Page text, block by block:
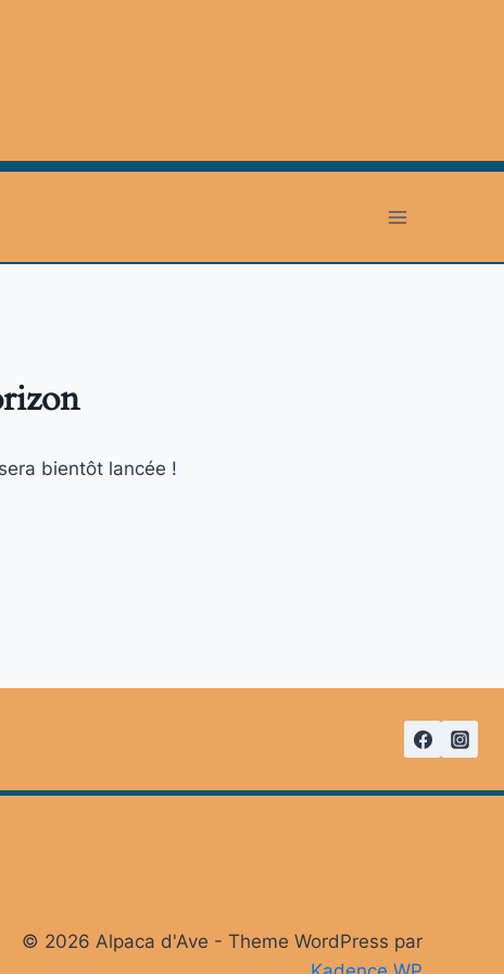
bientôt lancée !
© 2026 Alpaca d'Ave - Theme WordPress par